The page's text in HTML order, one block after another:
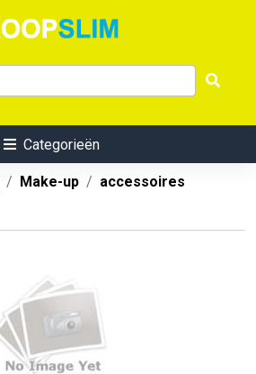
Categorieën
Make-up
accessoires